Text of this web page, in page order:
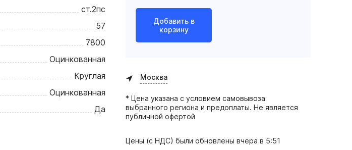
ст.2пс
57
7800
Оцинкованная
Круглая
Оцинкованная
Да
Добавить в
корзину
Москва
* Цена указана с условием самовывоза
выбранного региона и предоплаты. Не является
публичной офертой
Цены (с НДС) были обновленывчера в 5:51